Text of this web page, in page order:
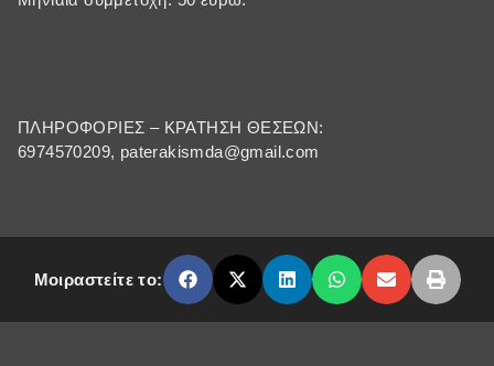
ΠΛΗΡΟΦΟΡΙΕΣ – ΚΡΑΤΗΣΗ ΘΕΣΕΩΝ:
6974570209, paterakismda@gmail.com
Μοιραστείτε το: